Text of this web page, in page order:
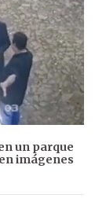
un parque
imágenes